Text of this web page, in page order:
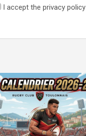
I accept the privacy policy